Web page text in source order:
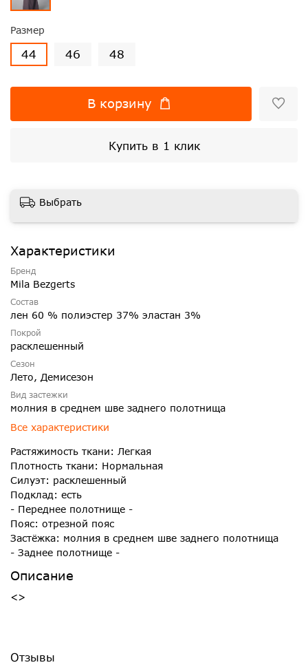
Размер
44 46 48
В корзину
Купить в 1 клик
Выбрать
Характеристики
Бренд
Mila Bezgerts
Состав
лен 60 % полиэстер 37% эластан 3%
Покрой
расклешенный
Сезон
Лето, Демисезон
Вид застежки
молния в среднем шве заднего полотнища
Все характеристики
Растяжимость ткани: Легкая
Плотность ткани: Нормальная
Силуэт: расклешенный
Подклад: есть
- Переднее полотнище -
Пояс: отрезной пояс
Застёжка: молния в среднем шве заднего полотнища
- Заднее полотнище -
Описание
<>
Отзывы